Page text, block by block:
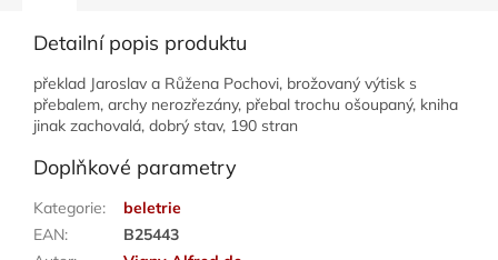
Detailní popis produktu
překlad Jaroslav a Růžena Pochovi, brožovaný výtisk s
přebalem, archy nerozřezány, přebal trochu ošoupaný, kniha
jinak zachovalá, dobrý stav, 190 stran
Doplňkové parametry
Kategorie:
beletrie
EAN:
B25443